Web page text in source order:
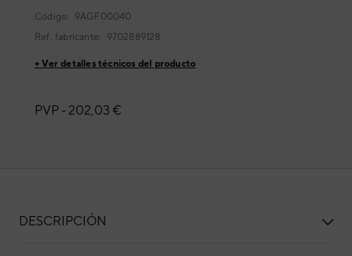
Código: 9AGF00040
Ref. fabricante: 9702889128
+ Ver detalles técnicos del producto
PVP - 202,03 €
DESCRIPCIÓN